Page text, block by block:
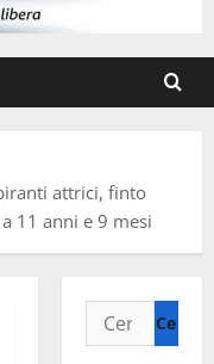
attrici, finto
11 anni e 9 mesi
Ricerca
per: